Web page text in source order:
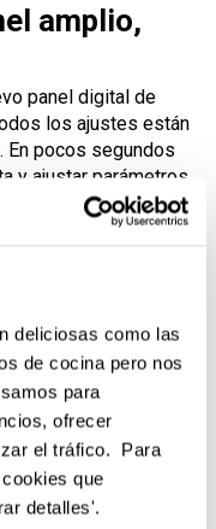
deliciosas como las
de cocina pero nos
para
ofrecer
el tráfico. Para
que
detalles'.
amplio,
panel digital de
los ajustes están
En pocos segundos
y ajustar parámetros
de café y
La GIGA
total con una
principio a
con los detalles
Es una cafetera